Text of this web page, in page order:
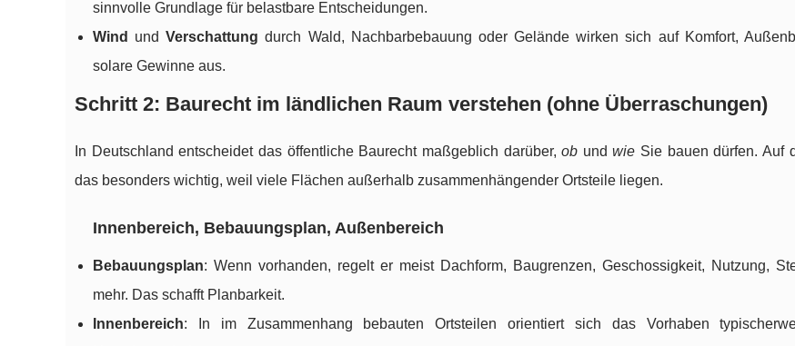
sinnvolle Grundlage für belastbare Entscheidungen.
Wind
undVerschattung durch Wald, Nachbarbebauung oder Gelände wirken sich auf Komfort,
solare Gewinne aus.
Schritt 2: Baurecht im ländlichen Raum verstehen (ohne Überraschungen)
In Deutschland entscheidet das öffentliche Baurecht maßgeblich darüber,ob undwie Sie bauen dürfen. Auf
das besonders wichtig, weil viele Flächen außerhalb zusammenhängender Ortsteile liegen.
Innenbereich, Bebauungsplan, Außenbereich
Bebauungsplan: Wenn vorhanden, regelt er meist Dachform, Baugrenzen, Geschossigkeit, Nutzung,
mehr. Das schafft Planbarkeit.
Innenbereich: In im Zusammenhang bebauten Ortsteilen orientiert sich das Vorhaben